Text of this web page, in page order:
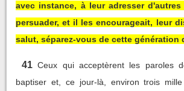
avec instance, à leur adresser
persuader, et il les encourageait, leur
salut, séparez-vous de cette génération
41 Ceux qui acceptèrent les paroles
baptiser et, ce jour-là, environ trois